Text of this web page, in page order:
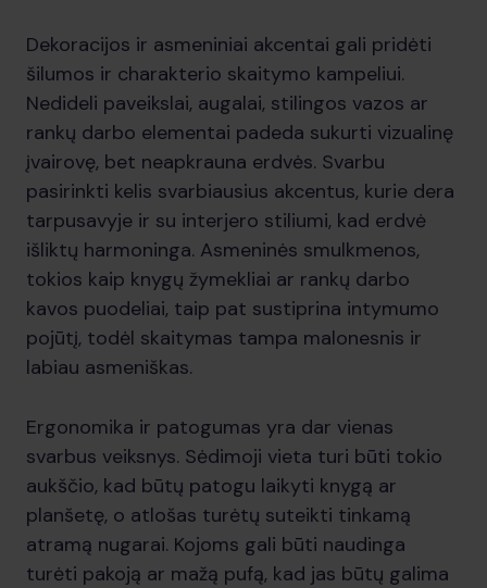
Dekoracijos ir asmeniniai akcentai gali pridėti
šilumos ir charakterio skaitymo kampeliui.
Nedideli paveikslai, augalai, stilingos vazos ar
rankų darbo elementai padeda sukurti vizualinę
įvairovę, bet neapkrauna erdvės. Svarbu
pasirinkti kelis svarbiausius akcentus, kurie dera
tarpusavyje ir su interjero stiliumi, kad erdvė
išliktų harmoninga. Asmeninės smulkmenos,
tokios kaip knygų žymekliai ar rankų darbo
kavos puodeliai, taip pat sustiprina intymumo
pojūtį, todėl skaitymas tampa malonesnis ir
labiau asmeniškas.
Ergonomika ir patogumas yra dar vienas
svarbus veiksnys. Sėdimoji vieta turi būti tokio
aukščio, kad būtų patogu laikyti knygą ar
planšetę, o atlošas turėtų suteikti tinkamą
atramą nugarai. Kojoms gali būti naudinga
turėti pakoją ar mažą pufą, kad jas būtų galima